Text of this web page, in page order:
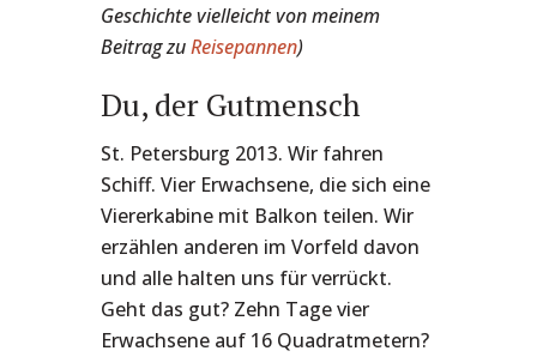
Geschichte vielleicht von meinem
Beitrag zuReisepannen)
Du, der Gutmensch
St. Petersburg 2013. Wir fahren
Schiff. Vier Erwachsene, die sich eine
Viererkabine mit Balkon teilen. Wir
erzählen anderen im Vorfeld davon
und alle halten uns für verrückt.
Geht das gut? Zehn Tage vier
Erwachsene auf 16 Quadratmetern?